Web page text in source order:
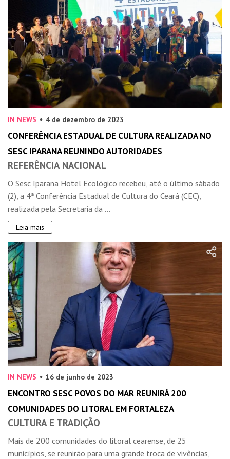
IN NEWS 4 de dezembro de 2023
CONFERÊNCIA ESTADUAL DE CULTURA REALIZADA NO
SESC IPARANA REUNINDO AUTORIDADES
REFERÊNCIA NACIONAL
O Sesc Iparana Hotel Ecológico recebeu, até o último sábado
(2), a 4ª Conferência Estadual de Cultura do Ceará (CEC),
realizada pela Secretaria da ...
Leia mais
IN NEWS 16 de junho de 2023
ENCONTRO SESC POVOS DO MAR REUNIRÁ 200
COMUNIDADES DO LITORAL EM FORTALEZA
CULTURA E TRADIÇÃO
Mais de 200 comunidades do litoral cearense, de 25
municípios, se reunirão para uma grande troca de vivências,